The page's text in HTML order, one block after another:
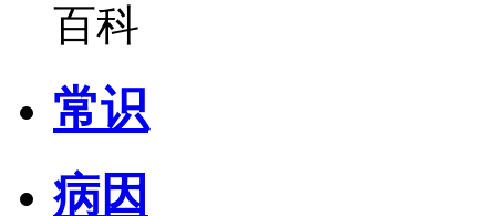
百科
常识
病因